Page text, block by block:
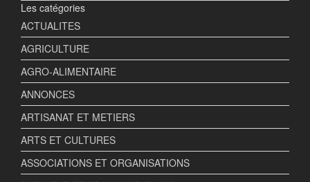
Les catégories
ACTUALITES
AGRICULTURE
AGRO-ALIMENTAIRE
ANNONCES
ARTISANAT ET METIERS
ARTS ET CULTURES
ASSOCIATIONS ET ORGANISATIONS